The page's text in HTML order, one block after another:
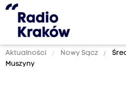
Aktualności Nowy Sącz
Muszyny